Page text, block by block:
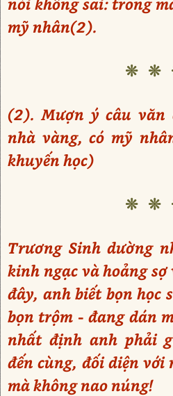
mỹ nhân(2).
❊ ❊
(2). Mượn ý câu văn
nhà vàng, có mỹ
khuyến học)
❊ ❊
Trương Sinh dường
kinh ngạc và hoảng sợ
đây, anh biết bọn học
bọn trộm - đang dán
nhất định anh phải
đến cùng, đối diện với
mà không nao núng!